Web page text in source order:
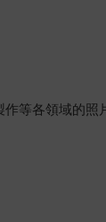
等各領域的照